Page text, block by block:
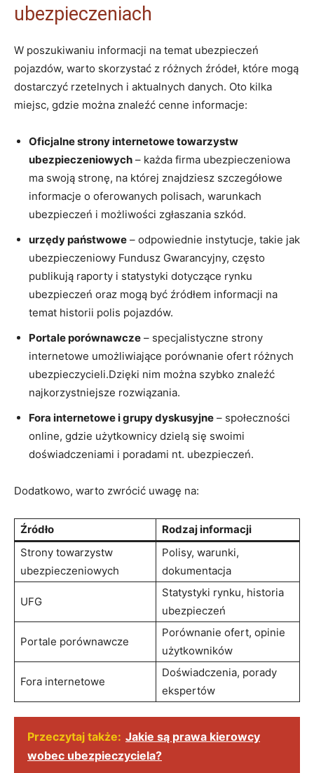
ubezpieczeniach
W poszukiwaniu informacji na temat ubezpieczeń
pojazdów, warto skorzystać z różnych źródeł, które mogą
dostarczyć rzetelnych i aktualnych danych. Oto kilka
miejsc, gdzie można znaleźć cenne informacje:
Oficjalne strony internetowe towarzystw
ubezpieczeniowych – każda firma ubezpieczeniowa
ma swoją stronę, na której znajdziesz szczegółowe
informacje o oferowanych polisach, warunkach
ubezpieczeń i możliwości zgłaszania szkód.
urzędy państwowe – odpowiednie instytucje, takie jak
ubezpieczeniowy Fundusz Gwarancyjny, często
publikują raporty i statystyki dotyczące rynku
ubezpieczeń oraz mogą być źródłem informacji na
temat historii polis pojazdów.
Portale porównawcze – specjalistyczne strony
internetowe umożliwiające porównanie ofert różnych
ubezpieczycieli.Dzięki nim można szybko znaleźć
najkorzystniejsze rozwiązania.
Fora internetowe i grupy dyskusyjne – społeczności
online, gdzie użytkownicy dzielą się swoimi
doświadczeniami i poradami nt. ubezpieczeń.
Dodatkowo, warto zwrócić uwagę na:
Źródło
Rodzaj informacji
Strony towarzystw
ubezpieczeniowych
Polisy, warunki,
dokumentacja
UFG
Statystyki rynku, historia
ubezpieczeń
Portale porównawcze
Porównanie ofert, opinie
użytkowników
Fora internetowe
Doświadczenia, porady
ekspertów
Przeczytaj także: Jakie są prawa kierowcy
wobec ubezpieczyciela?